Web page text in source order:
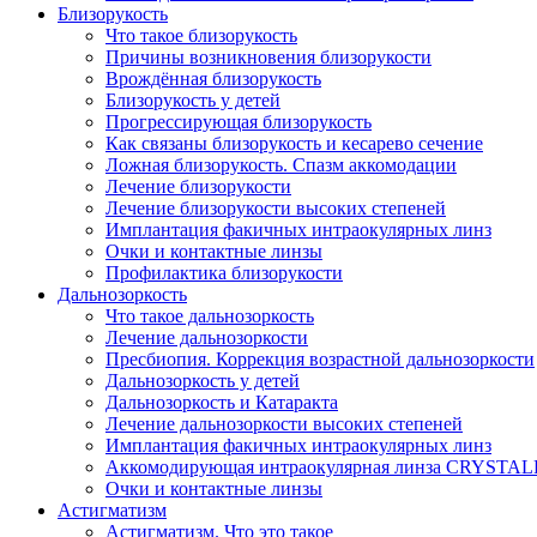
Близорукость
Что такое близорукость
Причины возникновения близорукости
Врождённая близорукость
Близорукость у детей
Прогрессирующая близорукость
Как связаны близорукость и кесарево сечение
Ложная близорукость. Спазм аккомодации
Лечение близорукости
Лечение близорукости высоких степеней
Имплантация факичных интраокулярных линз
Очки и контактные линзы
Профилактика близорукости
Дальнозоркость
Что такое дальнозоркость
Лечение дальнозоркости
Пресбиопия. Коррекция возрастной дальнозоркости
Дальнозоркость у детей
Дальнозоркость и Катаракта
Лечение дальнозоркости высоких степеней
Имплантация факичных интраокулярных линз
Аккомодирующая интраокулярная линза
Очки и контактные линзы
Астигматизм
Астигматизм. Что это такое